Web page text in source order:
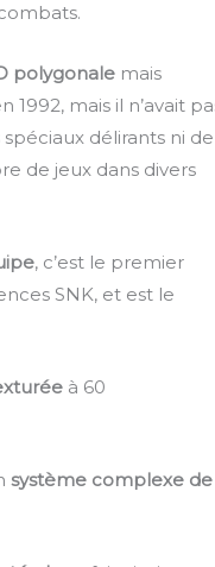
polygonale mais
1992, mais il n’avait
délirants ni de
de jeux dans divers
, c’est le premier
SNK, et est le
à 60
système complexe de